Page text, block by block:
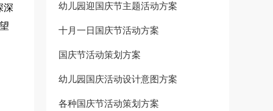
深
幼儿园迎国庆节主题活动方案
十月一日国庆节活动方案
国庆节活动策划方案
幼儿园国庆活动设计意图方案
各种国庆节活动策划方案